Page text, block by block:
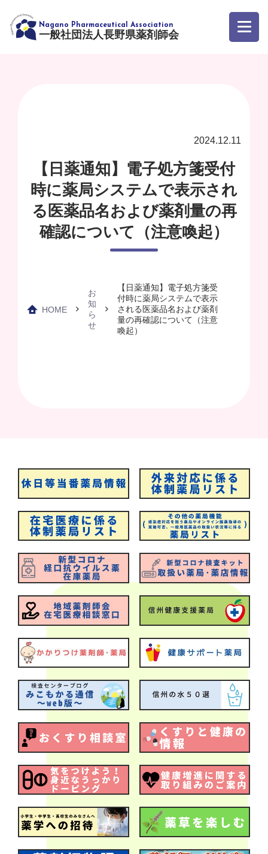
一般社団法人長野県薬剤師会
2024.12.11
【日薬通知】電子処方箋受付
時に薬局システムで表示され
る医薬品名および薬剤量の再
確認について（注意喚起）
HOME
お
知
ら
せ
【日薬通知】電子処方箋受
付時に薬局システムで表示
される医薬品名および薬剤
量の再確認について（注意
喚起）